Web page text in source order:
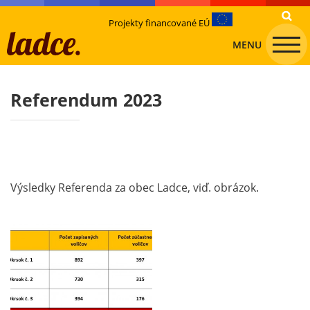
Projekty financované EÚ
MENU
Referendum 2023
Výsledky Referenda za obec Ladce, viď. obrázok.